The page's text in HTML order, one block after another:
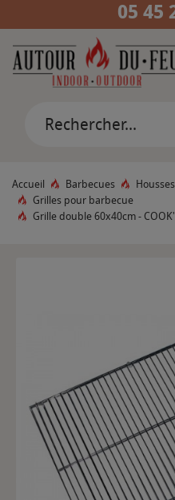
05 45
Accueil Barbecues
Grilles pour barbecue
Grille double 60x40cm -